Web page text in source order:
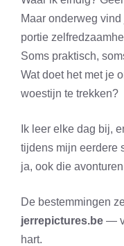
Maar onderweg
portie
Soms praktisch,
Wat doet het met je
woestijn te trekken?
Ik leer elke dag bij,
tijdens mijn eerdere
ja, ook die
De bestemmingen
jerrepictures.be —
hart.